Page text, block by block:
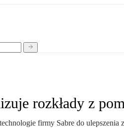
rozkłady z
firmy Sabre do ulepszenia